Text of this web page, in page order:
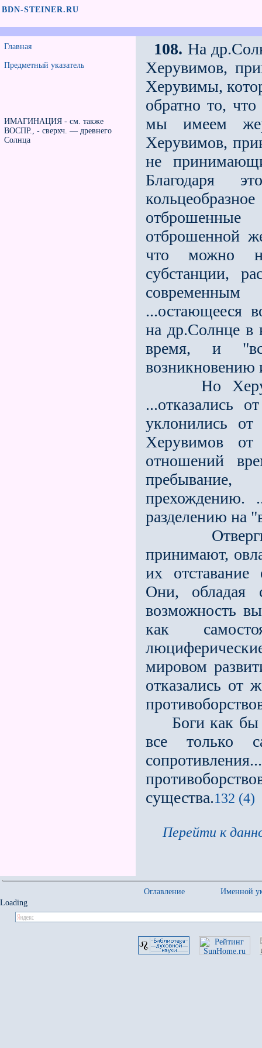
BDN-STEINER.RU
Главная
Предметный указатель
ИМАГИНАЦИЯ - см. также
ВОСПР., - сверхч. — древнего
Солнца
108. На
Херувимов,
Херувимы,
обратно то,
мы имеем
Херувимов,
не
Благодаря
отброшенной
что можно
субстанции,
...остающееся
на др.Солнце в
время, и
Но
...отказались
уклонились
Херувимов
отношений
прехождению.
разделению на
принимают,
их отставание
Они, обладая
возможность
как
мировом
отказались от
Боги как бы
все только
существа.132 (4)
Перейти к
Оглавление
Именной
Loading